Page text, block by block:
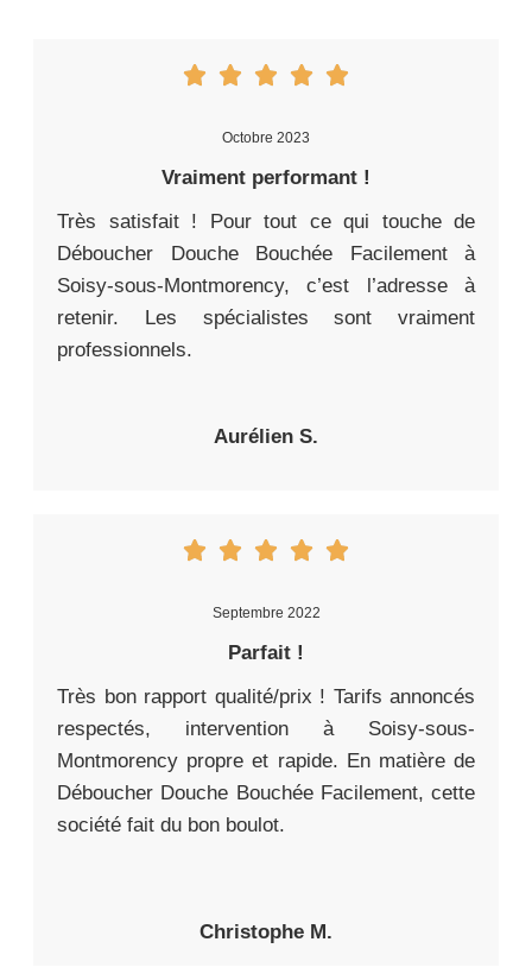
Octobre 2023
Vraiment performant !
Très satisfait ! Pour tout ce qui touche de
Déboucher Douche Bouchée Facilement à
Soisy-sous-Montmorency, c’est l’adresse à
retenir. Les spécialistes sont vraiment
professionnels.
Aurélien S.
Septembre 2022
Parfait !
Très bon rapport qualité/prix ! Tarifs annoncés
respectés, intervention à Soisy-sous-
Montmorency propre et rapide. En matière de
Déboucher Douche Bouchée Facilement, cette
société fait du bon boulot.
Christophe M.